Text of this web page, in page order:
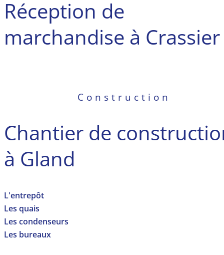
Réception de
marchandise à Crassier
Construction
Chantier de
à Gland
L'entrepôt
Les quais
Les condenseurs
Les bureaux